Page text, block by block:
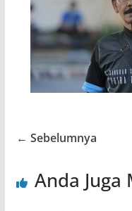
← Sebelumnya
Anda Juga